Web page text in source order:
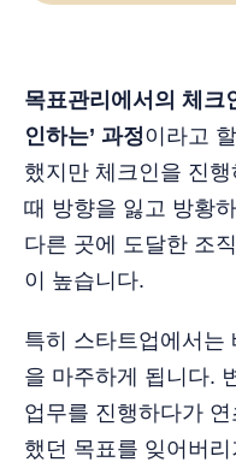
목표관리에서의 체크
인하는’ 과정이라고
했지만 체크인을 진
때 방향을 잃고 방황
다른 곳에 도달한 조
이 높습니다.
특히 스타트업에서는
을 마주하게 됩니다.
업무를 진행하다가
했던 목표를 잊어버